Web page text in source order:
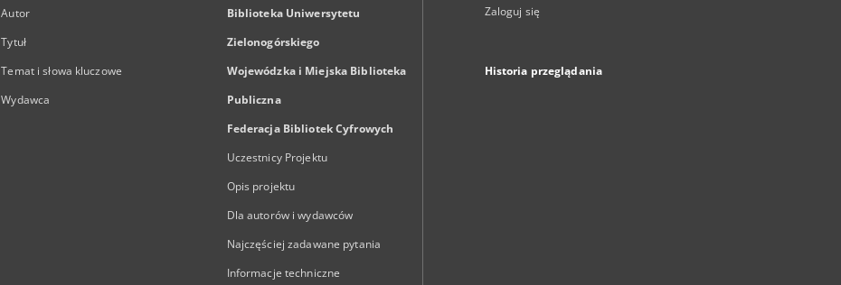
Autor
Tytuł
Temat i słowa kluczowe
Wydawca
Biblioteka Uniwersytetu
Zielonogórskiego
Wojewódzka i Miejska Biblioteka
Publiczna
Federacja Bibliotek Cyfrowych
Uczestnicy Projektu
Opis projektu
Dla autorów i wydawców
Najczęściej zadawane pytania
Informacje techniczne
Zaloguj się
Historia przeglądania